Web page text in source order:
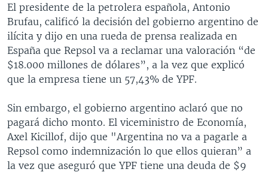
El presidente de la petrolera española, Antonio
Brufau, calificó la decisión del gobierno argentino de
ilícita y dijo en una rueda de prensa realizada en
España que Repsol va a reclamar una valoración “de
$18.000 millones de dólares”, a la vez que explicó
que la empresa tiene un 57,43% de YPF.
Sin embargo, el gobierno argentino aclaró que no
pagará dicho monto. El viceministro de Economía,
Axel Kicillof, dijo que "Argentina no va a pagarle a
Repsol como indemnización lo que ellos quieran” a
la vez que aseguró que YPF tiene una deuda de $9